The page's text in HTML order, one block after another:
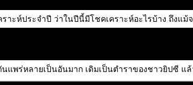
าะห์ประจำปี ว่าในปีนี้มีโชคเคราะห์อะไรบ้าง ถึง
แพร่หลายเป็นอันมาก เดิมเป็นตำราของชาวยิปซี แ